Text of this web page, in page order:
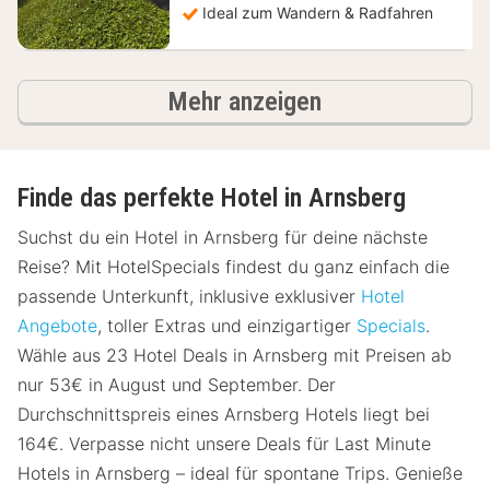
Ideal zum Wandern & Radfahren
Mehr anzeigen
Finde das perfekte Hotel in Arnsberg
Suchst du ein Hotel in Arnsberg für deine nächste
Reise? Mit HotelSpecials findest du ganz einfach die
passende Unterkunft, inklusive exklusiver Hotel
Angebote, toller Extras und einzigartiger Specials.
Wähle aus 23 Hotel Deals in Arnsberg mit Preisen ab
nur 53€ in August und September. Der
Durchschnittspreis eines Arnsberg Hotels liegt bei
164€. Verpasse nicht unsere Deals für Last Minute
Hotels in Arnsberg – ideal für spontane Trips. Genieße